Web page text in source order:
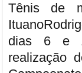
Tênis de
dias 6 e
realização